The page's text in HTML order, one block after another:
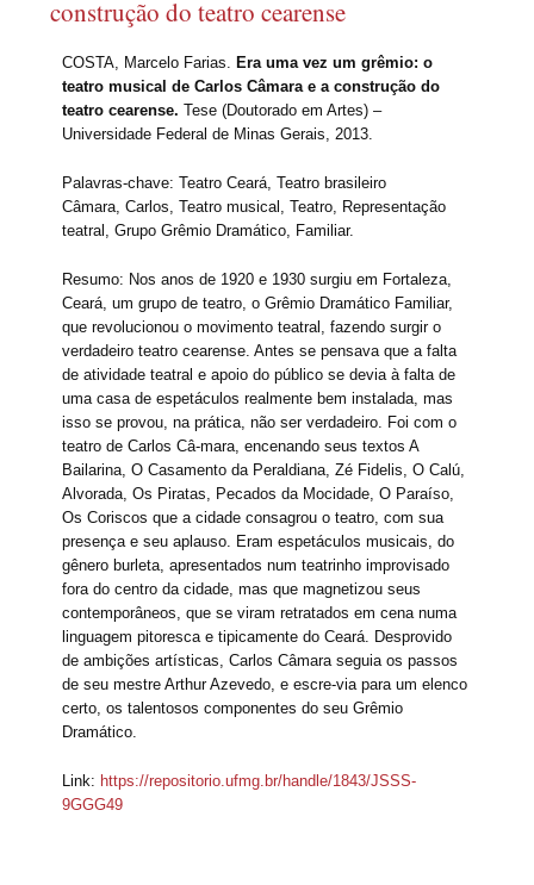
construção do teatro cearense
COSTA, Marcelo Farias.Era uma vez um grêmio: o
teatro musical de Carlos Câmara e a construção do
teatro cearense.Tese (Doutorado em Artes) –
Universidade Federal de Minas Gerais, 2013.
Palavras-chave: Teatro Ceará, Teatro brasileiro
Câmara, Carlos, Teatro musical, Teatro, Representação
teatral, Grupo Grêmio Dramático, Familiar.
Resumo: Nos anos de 1920 e 1930 surgiu em Fortaleza,
Ceará, um grupo de teatro, o Grêmio Dramático Familiar,
que revolucionou o movimento teatral, fazendo surgir o
verdadeiro teatro cearense. Antes se pensava que a falta
de atividade teatral e apoio do público se devia à falta de
uma casa de espetáculos realmente bem instalada, mas
isso se provou, na prática, não ser verdadeiro. Foi com o
teatro de Carlos Câ-mara, encenando seus textos A
Bailarina, O Casamento da Peraldiana, Zé Fidelis, O Calú,
Alvorada, Os Piratas, Pecados da Mocidade, O Paraíso,
Os Coriscos que a cidade consagrou o teatro, com sua
presença e seu aplauso. Eram espetáculos musicais, do
gênero burleta, apresentados num teatrinho improvisado
fora do centro da cidade, mas que magnetizou seus
contemporâneos, que se viram retratados em cena numa
linguagem pitoresca e tipicamente do Ceará. Desprovido
de ambições artísticas, Carlos Câmara seguia os passos
de seu mestre Arthur Azevedo, e escre-via para um elenco
certo, os talentosos componentes do seu Grêmio
Dramático.
Link: https://repositorio.ufmg.br/handle/1843/JSSS-
9GGG49